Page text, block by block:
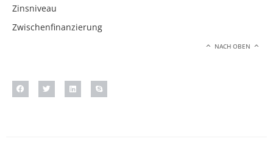
Zinsniveau
Zwischenfinanzierung
NACH OBEN